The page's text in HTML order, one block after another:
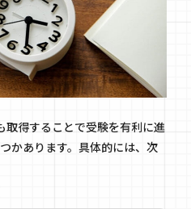
取得することで受験を有利に進
かあります。具体的には、次